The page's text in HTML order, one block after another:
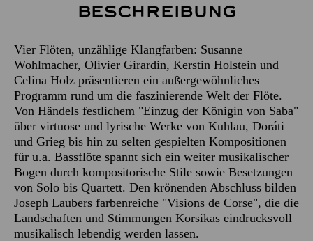
Beschreibung
Vier Flöten, unzählige Klangfarben: Susanne
Wohlmacher, Olivier Girardin, Kerstin Holstein und
Celina Holz präsentieren ein außergewöhnliches
Programm rund um die faszinierende Welt der Flöte.
Von Händels festlichem "Einzug der Königin von Saba"
über virtuose und lyrische Werke von Kuhlau, Doráti
und Grieg bis hin zu selten gespielten Kompositionen
für u.a. Bassflöte spannt sich ein weiter musikalischer
Bogen durch kompositorische Stile sowie Besetzungen
von Solo bis Quartett. Den krönenden Abschluss bilden
Joseph Laubers farbenreiche "Visions de Corse", die die
Landschaften und Stimmungen Korsikas eindrucksvoll
musikalisch lebendig werden lassen.